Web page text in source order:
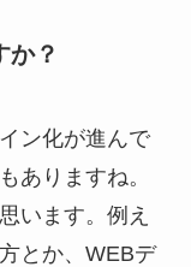
か？
ン化が進んで
ありますね。
います。例え
とか、WEBデ